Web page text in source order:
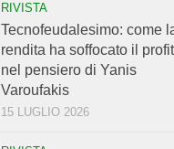
RIVISTA
Tecnofeudalesimo: come
rendita ha soffocato il
nel pensiero di Yanis
Varoufakis
15 LUGLIO 2026